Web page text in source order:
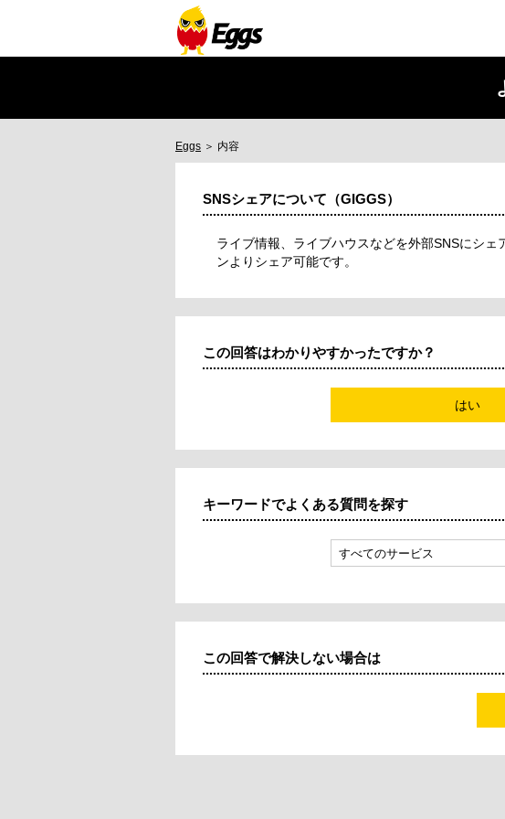
Eggs ＞ 内容
SNSシェアについて（GIGGS）
ライブ情報、ライブハウスなどを外部SNSにシ
ンよりシェア可能です。
この回答はわかりやすかったですか？
はい
キーワードでよくある質問を探す
すべてのサービス
この回答で解決しない場合は